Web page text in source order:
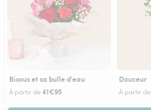
Bisous et sa bulle d'eau
À partir de41€95
Douceur
À partir de